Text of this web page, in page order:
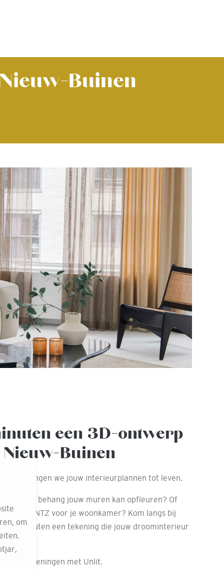
Buinen
een 3D-ontwerp
Buinen
brengen we jouw interieurplannen tot leven.
ARTE behang jouw muren kan opfleuren? Of
van TINTZ voor je woonkamer? Kom langs bij
15 minuten een tekening die jouw droominterieur
3D-tekeningen met Unlit.
om